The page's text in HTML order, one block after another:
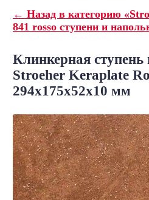
← Назад в категорию
841 rosso ступени и
Клинкерная ступень
Stroeher Keraplate
294х175х52х10 мм